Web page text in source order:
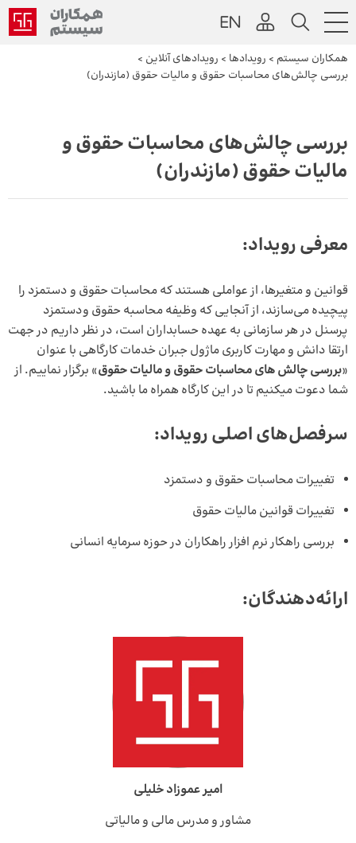
همکاران سیستم > رویداد‌ها > رویداد‌های آنلاین >
بررسی چالش‌های محاسبات حقوق و مالیات حقوق (مازندران)
بررسی چالش‌های محاسبات حقوق و
مالیات حقوق (مازندران)
معرفی رویداد:
قوانین و متغیرها، از عواملی هستند که محاسبات حقوق و دستمزد را
پیچیده می‌سازند، از آنجایی که وظیفه محاسبه حقوق‎ ودستمزد
پرسنل در هر سازمانی به عهده حسابداران است، در نظر داریم در جهت
ارتقا دانش و مهارت کاربری ماژول جبران خدمات کارگاهی با عنوان
«بررسی چالش های محاسبات حقوق و مالیات حقوق» برگزار نماییم. از
شما دعوت میکنیم تا در این کارگاه همراه ما باشید.
سرفصل‌های اصلی رویداد:
تغییرات محاسبات حقوق و دستمزد
تغییرات قوانین مالیات حقوق
بررسی راهکار نرم افزار راهکاران در حوزه سرمایه انسانی
ارائه‌دهندگان:
امیر عموزاد خلیلی
مشاور و مدرس مالی و مالیاتی